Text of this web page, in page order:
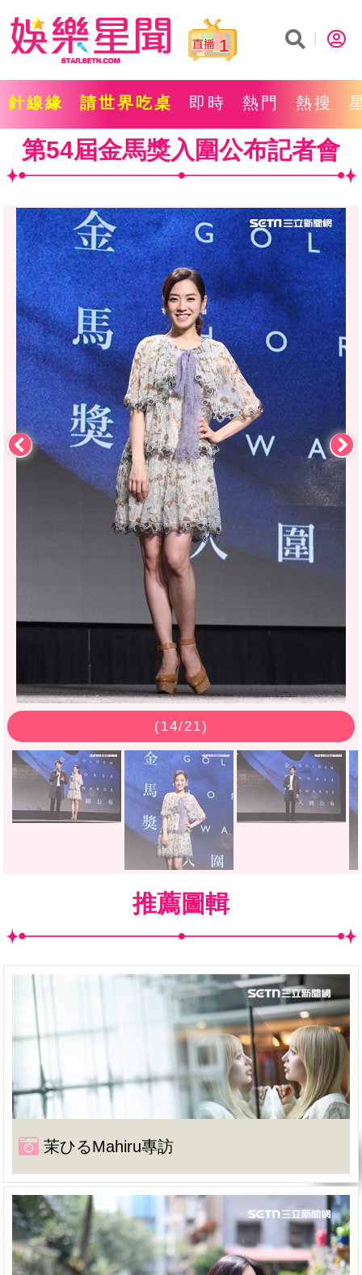
1
針線緣 請世界吃桌 即時 熱門 熱搜
第54屆金馬獎入圍公布記者會
(14/21)
推薦圖輯
茉ひるMahiru專訪